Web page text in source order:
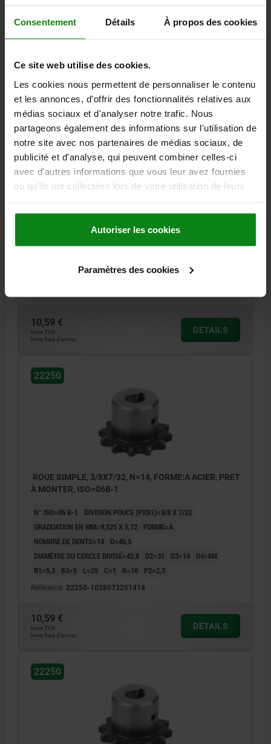
Consentement Détails À propos des cookies
Ce site web utilise des cookies.
Les cookies nous permettent de personnaliser le contenu
et les annonces, d'offrir des fonctionnalités relatives aux
médias sociaux et d'analyser notre trafic. Nous
partageons également des informations sur l'utilisation de
notre site avec nos partenaires de médias sociaux, de
publicité et d'analyse, qui peuvent combiner celles-ci
avec d'autres informations que vous leur avez fournies
ou qu'ils ont collectées lors de votre utilisation de leurs
Autoriser les cookies
Paramètres des cookies
10,59 €
22250
ROUE SIMPLE, 3/8X7/32, N=14, FORME:A ACIER, PRET
À MONTER, ISO=06B-1
N° ISO=06 B-1 DIVISION POUCE (PXB1)=3/8 X 7/32
GRADUATION EN MM=9,525 X 5,72 FORME=A
NOMBRE DE DENTS=14 D=46,5
L=25 C=1 R=10 P2=1,8
10,59 €
hors TVA
hors frais d’envoi
DÉTAILS
22250
ROUE SIMPLE, 3/8X7/32, N=14, FORME:A ACIER, PRET
À MONTER, ISO=06B-1
N° ISO=06 B-1
DIVISION POUCE (PXB1)=3/8 X 7/32
GRADUATION EN MM=9,525 X 5,72
FORME=A
NOMBRE DE DENTS=14
D=46,5
DIAMÈTRE DU CERCLE DIVISÉ=42,8
D2=31 D3=14
D4=M4
B1=5,3
B3=5 L=25 C=1 R=10 P2=2,3
Référence: 22250-1038073201414
10,59 €
hors TVA
hors frais d’envoi
DÉTAILS
22250